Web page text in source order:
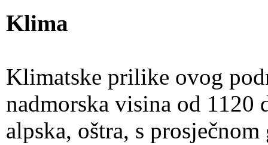
Klima
Klimatske prilike ovog
nadmorska visina od
alpska, oštra, s